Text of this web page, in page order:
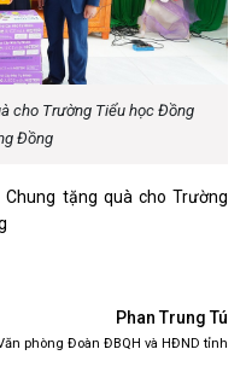
cho Trường Tiểu học Đồng
Đồng
tặng quà cho Trường
Phan Trung Tú
phòng Đoàn ĐBQH và HĐND tỉnh